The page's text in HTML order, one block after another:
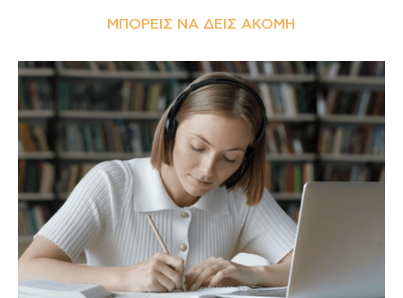
ΜΠΟΡΕΊΣ ΝΑ ΔΕΙΣ ΑΚΌΜΗ